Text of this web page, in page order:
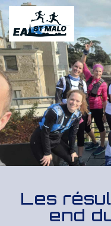
Les
end